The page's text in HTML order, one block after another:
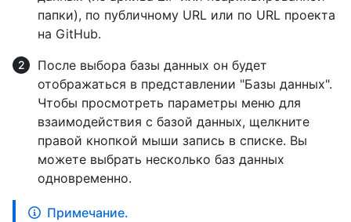
папки), по публичному URL или по URL проекта
на GitHub.
После выбора базы данных он будет
отображаться в представлении "Базы данных".
Чтобы просмотреть параметры меню для
взаимодействия с базой данных, щелкните
правой кнопкой мыши запись в списке. Вы
можете выбрать несколько баз данных
одновременно.
Примечание.